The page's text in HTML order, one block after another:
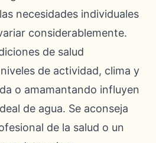
necesidades individuales
considerablemente.
de salud
de actividad, clima y
o amamantando influyen
de agua. Se aconseja
de la salud o un